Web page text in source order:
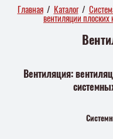
Главная / Каталог /
вентиляции
Вентиляция: